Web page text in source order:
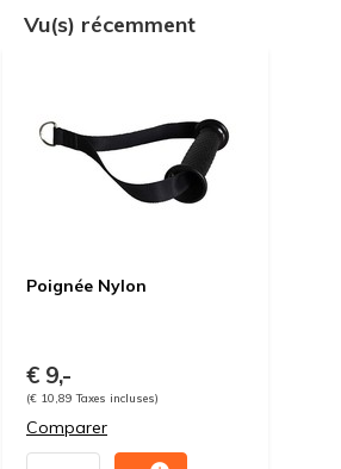
Vu(s) récemment
Poignée Nylon
€ 9,-
(€ 10,89 Taxes incluses)
Comparer